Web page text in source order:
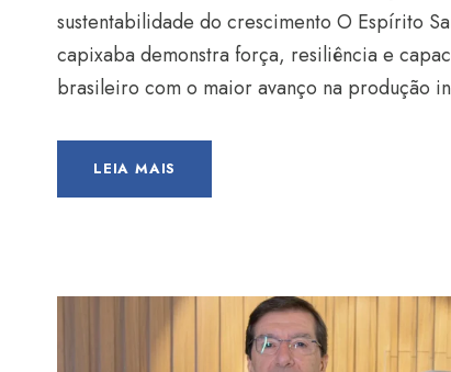
sustentabilidade do crescimento O Espírito
capixaba demonstra força, resiliência e
brasileiro com o maior avanço na produção
LEIA MAIS